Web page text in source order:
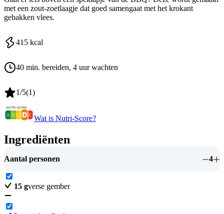
met een zout-zoetlaagje dat goed samengaat met het krokant
gebakken vlees.
415 kcal
40 min. bereiden, 4 uur wachten
1/5(1)
Wat is Nutri-Score?
Ingrediënten
Aantal personen 4
15 gverse gember